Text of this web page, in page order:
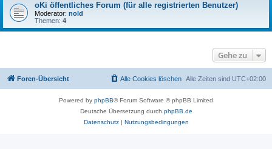
oKi öffentliches Forum (für alle registrierten Benutzer)
Moderator: nold
Themen: 4
Gehe zu
Foren-Übersicht Alle Zeiten sind UTC+02:00
Alle Cookies löschen
Powered by phpBB® Forum Software © phpBB Limited
Deutsche Übersetzung durch phpBB.de
Datenschutz| Nutzungsbedingungen